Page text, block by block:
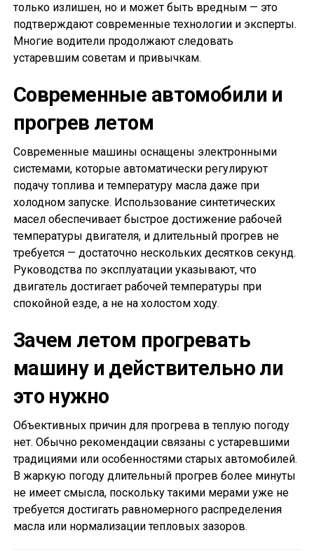
только излишен, но и может быть вредным — это
подтверждают современные технологии и эксперты.
Многие водители продолжают следовать
устаревшим советам и привычкам.
Современные автомобили и
прогрев летом
Современные машины оснащены электронными
системами, которые автоматически регулируют
подачу топлива и температуру масла даже при
холодном запуске. Использование синтетических
масел обеспечивает быстрое достижение рабочей
температуры двигателя, и длительный прогрев не
требуется — достаточно нескольких десятков секунд.
Руководства по эксплуатации указывают, что
двигатель достигает рабочей температуры при
спокойной езде, а не на холостом ходу.
Зачем летом прогревать
машину и действительно ли
это нужно
Объективных причин для прогрева в теплую погоду
нет. Обычно рекомендации связаны с устаревшими
традициями или особенностями старых автомобилей.
В жаркую погоду длительный прогрев более минуты
не имеет смысла, поскольку такими мерами уже не
требуется достигать равномерного распределения
масла или нормализации тепловых зазоров.